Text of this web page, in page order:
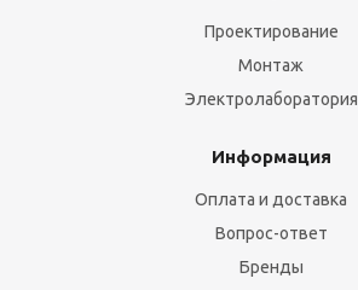
Проектирование
Монтаж
Электролаборатория
Информация
Оплата и доставка
Вопрос-ответ
Бренды